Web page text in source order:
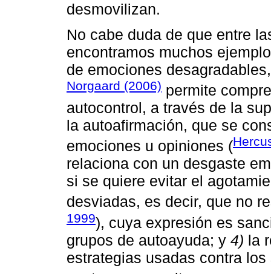
desmovilizan.
No cabe duda de que entre
encontramos muchos
de emociones
Norgaard (2006) permite
autocontrol, a través de la
la autoafirmación, que se
emociones u opiniones (
relaciona con un desgaste
si se quiere evitar el
desviadas, es decir, que no
1999), cuya expresión es
grupos de autoayuda; y 4) la
estrategias usadas contra